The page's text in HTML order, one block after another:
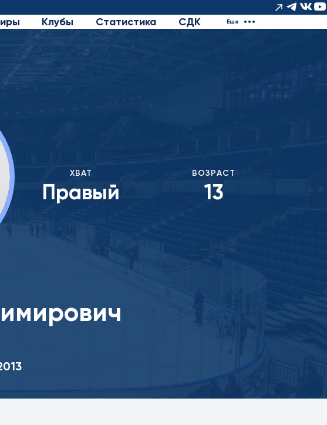
Клубы Статистика СДК Еще
ХВАТ
Правый
ВОЗРАСТ
13